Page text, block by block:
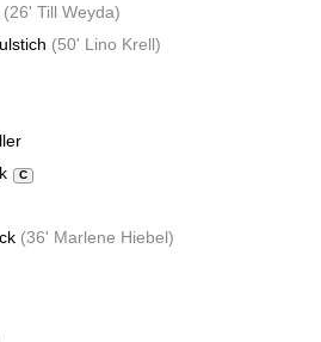
(26' Till Weyda)
(50' Lino Krell)
C
(36' Marlene Hiebel)